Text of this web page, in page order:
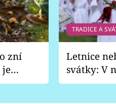
zní
TRADICE A
Letnice
svátky: V
pondělí